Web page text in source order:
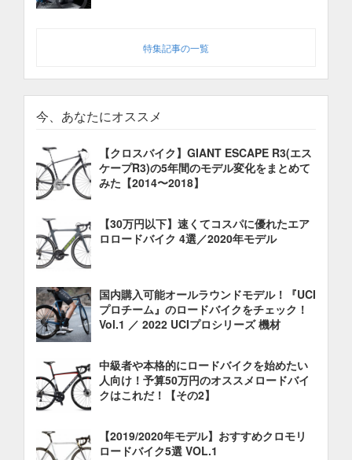
特集記事の一覧
今、あなたにオススメ
【クロスバイク】GIANT ESCAPE R3(エス
ケープR3)の5年間のモデル変化をまとめて
みた【2014〜2018】
【30万円以下】速くてコスパに優れたエア
ロロードバイク 4選／2020年モデル
国内購入可能オールラウンドモデル！『UCI
プロチーム』のロードバイクをチェック！
Vol.1 ／ 2022 UCIプロシリーズ 機材
中級者や本格的にロードバイクを始めたい
人向け！予算50万円のオススメロードバイ
クはこれだ！【その2】
【2019/2020年モデル】おすすめクロモリ
ロードバイク5選 VOL.1